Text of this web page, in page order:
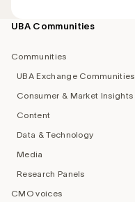
Footer
UBA Communities
Communities
UBA Exchange Communities
Consumer & Market Insights
Content
Data & Technology
Media
Research Panels
CMO voices